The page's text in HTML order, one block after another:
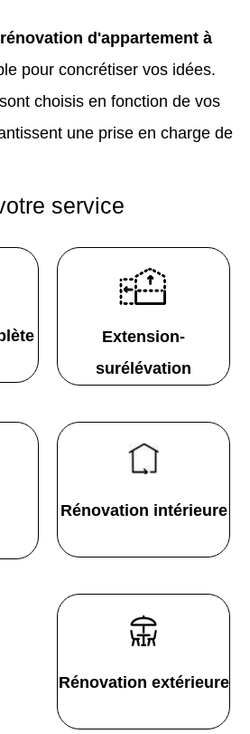
rénovation d'appartement à
pour concrétiser vos idées.
choisis en fonction de vos
une prise en charge de
service
Extension-
surélévation
Rénovation intérieure
Rénovation extérieure